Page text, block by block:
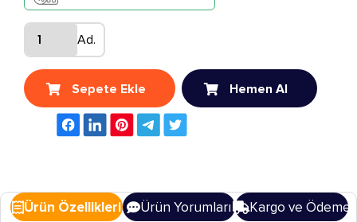
Ad.
Sepete Ekle Hemen Al
Ürün Özellikleri Ürün Yorumları Kargo ve Ödeme